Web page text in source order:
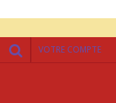
VOTRE COMPTE